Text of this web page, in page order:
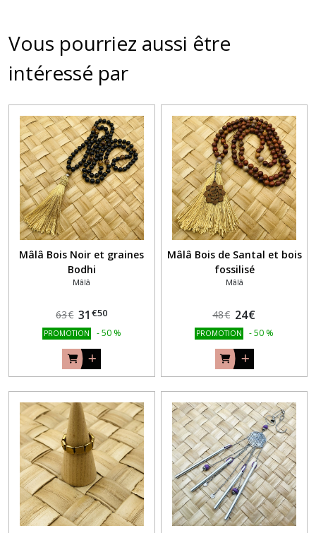
Vous pourriez aussi être
intéressé par
Mâlâ Bois Noir et graines
Bodhi
Mâlâ
63€ 31 €50
PROMOTION -50 %
Mâlâ Bois de Santal et bois
fossilisé
Mâlâ
48€ 24€
PROMOTION -50 %